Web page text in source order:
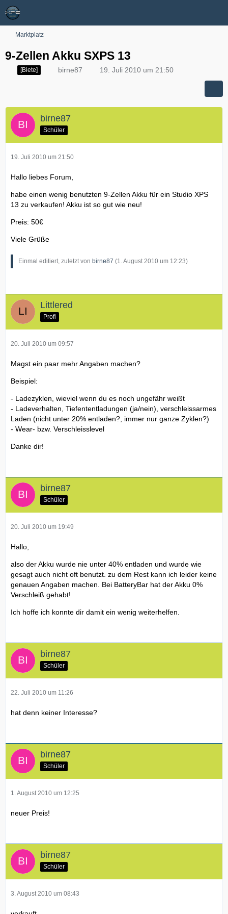
Marktplatz
9-Zellen Akku SXPS 13
[Biete] birne87 19. Juli 2010 um 21:50
birne87
Schüler
19. Juli 2010 um 21:50
Hallo liebes Forum,
habe einen wenig benutzten 9-Zellen Akku für ein Studio XPS
13 zu verkaufen! Akku ist so gut wie neu!
Preis: 50€
Viele Grüße
Einmal editiert, zuletzt von birne87 (1. August 2010 um 12:23)
Littlered
Profi
20. Juli 2010 um 09:57
Magst ein paar mehr Angaben machen?
Beispiel:
- Ladezyklen, wieviel wenn du es noch ungefähr weißt
- Ladeverhalten, Tiefententladungen (ja/nein), verschleissarmes
Laden (nicht unter 20% entladen?, immer nur ganze Zyklen?)
- Wear- bzw. Verschleisslevel
Danke dir!
birne87
Schüler
20. Juli 2010 um 19:49
Hallo,
also der Akku wurde nie unter 40% entladen und wurde wie
gesagt auch nicht oft benutzt. zu dem Rest kann ich leider keine
genauen Angaben machen. Bei BatteryBar hat der Akku 0%
Verschleiß gehabt!
Ich hoffe ich konnte dir damit ein wenig weiterhelfen.
birne87
Schüler
22. Juli 2010 um 11:26
hat denn keiner Interesse?
birne87
Schüler
1. August 2010 um 12:25
neuer Preis!
birne87
Schüler
3. August 2010 um 08:43